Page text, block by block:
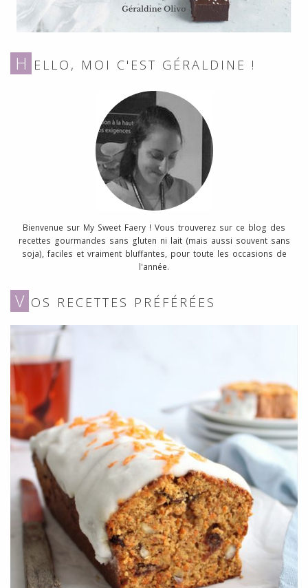
H ELLO, MOI C'EST GÉRALDINE !
Bienvenue sur My Sweet Faery ! Vous trouverez sur ce blog des
recettes gourmandes sans gluten ni lait (mais aussi souvent sans
soja), faciles et vraiment bluffantes, pour toute les occasions de
l'année.
V OS RECETTES PRÉFÉRÉES